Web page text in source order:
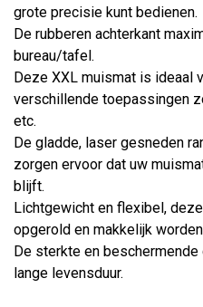
grote precisie kunt bedienen.
De rubberen achterkant
bureau/tafel.
Deze XXL muismat is ideaal
verschillende toepassingen
etc.
De gladde, laser gesneden
zorgen ervoor dat uw
blijft.
Lichtgewicht en flexibel,
opgerold en makkelijk
De sterkte en
lange levensduur.